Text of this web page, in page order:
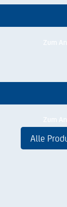
Zum
Zum
Alle